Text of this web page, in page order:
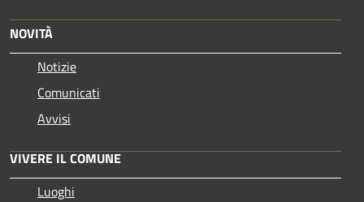
NOVITÀ
Notizie
Comunicati
Avvisi
VIVERE IL COMUNE
Luoghi